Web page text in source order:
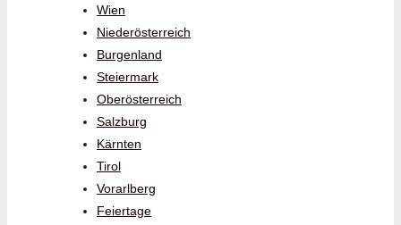
Wien
Niederösterreich
Burgenland
Steiermark
Oberösterreich
Salzburg
Kärnten
Tirol
Vorarlberg
Feiertage